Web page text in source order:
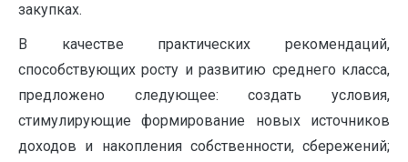
закупках.
В качестве практических рекомендаций,
способствующих росту и развитию среднего класса,
предложено следующее: создать условия,
стимулирующие формирование новых источников
доходов и накопления собственности, сбережений;